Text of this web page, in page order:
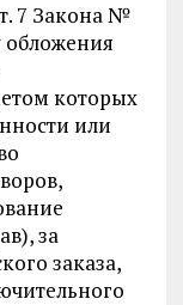
7 Закона №
обложения
которых
или
за
заказа,